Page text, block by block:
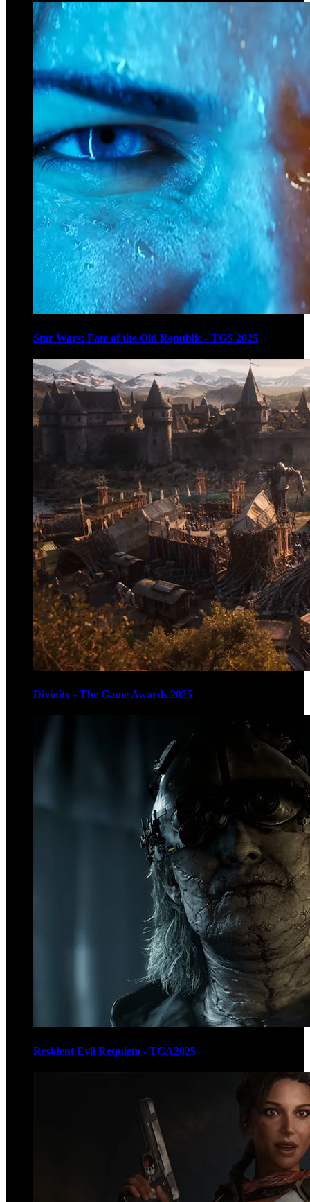
Star Wars: Fate of the Old Republic - TGS 2025
Divinity - The Game Awards 2025
Resident Evil Requiem - TGA2025